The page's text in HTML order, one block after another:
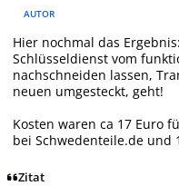
AUTOR
Hier nochmal das
Schlüsseldienst vom
nachschneiden lassen,
neuen umgesteckt, geht!
Kosten waren ca 17 Euro
bei Schwedenteile.de und
Zitat